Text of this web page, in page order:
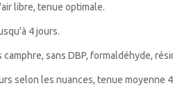
libre, tenue optimale.
4 jours.
camphre, sans DBP, formaldéhyde,
selon les nuances, tenue moyenne